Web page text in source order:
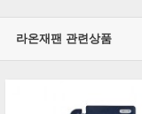
라온재팬 관련상품